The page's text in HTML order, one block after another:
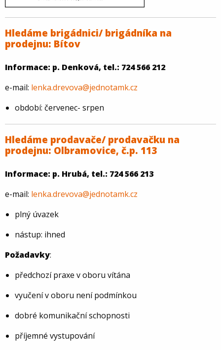
Hledáme brigádnici/ brigádníka na
prodejnu: Bítov
Informace: p. Denková, tel.: 724 566 212
e-mail: lenka.drevova@jednotamk.cz
období: červenec- srpen
Hledáme prodavače/ prodavačku na
prodejnu: Olbramovice, č.p. 113
Informace: p. Hrubá, tel.: 724 566 213
e-mail: lenka.drevova@jednotamk.cz
plný úvazek
nástup: ihned
Požadavky:
předchozí praxe v oboru vítána
vyučení v oboru není podmínkou
dobré komunikační schopnosti
příjemné vystupování